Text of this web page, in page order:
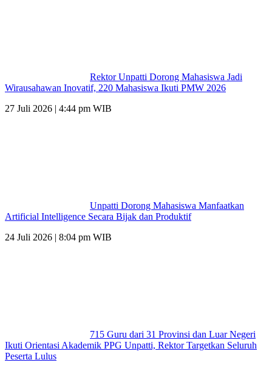
Rektor Unpatti Dorong Mahasiswa Jadi
Wirausahawan Inovatif, 220 Mahasiswa Ikuti PMW 2026
27 Juli 2026 | 4:44 pm WIB
Unpatti Dorong Mahasiswa Manfaatkan
Artificial Intelligence Secara Bijak dan Produktif
24 Juli 2026 | 8:04 pm WIB
715 Guru dari 31 Provinsi dan Luar Negeri
Ikuti Orientasi Akademik PPG Unpatti, Rektor Targetkan Seluruh
Peserta Lulus